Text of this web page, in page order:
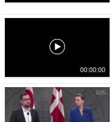
00:00:00